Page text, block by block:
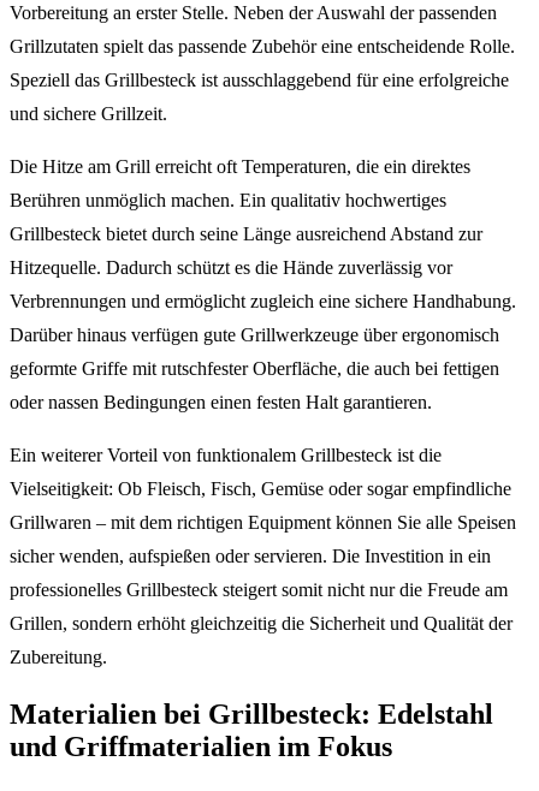
Vorbereitung an erster Stelle. Neben der Auswahl der passenden
Grillzutaten spielt das passende Zubehör eine entscheidende Rolle.
Speziell das Grillbesteck ist ausschlaggebend für eine erfolgreiche
und sichere Grillzeit.
Die Hitze am Grill erreicht oft Temperaturen, die ein direktes
Berühren unmöglich machen. Ein qualitativ hochwertiges
Grillbesteck bietet durch seine Länge ausreichend Abstand zur
Hitzequelle. Dadurch schützt es die Hände zuverlässig vor
Verbrennungen und ermöglicht zugleich eine sichere Handhabung.
Darüber hinaus verfügen gute Grillwerkzeuge über ergonomisch
geformte Griffe mit rutschfester Oberfläche, die auch bei fettigen
oder nassen Bedingungen einen festen Halt garantieren.
Ein weiterer Vorteil von funktionalem Grillbesteck ist die
Vielseitigkeit: Ob Fleisch, Fisch, Gemüse oder sogar empfindliche
Grillwaren – mit dem richtigen Equipment können Sie alle Speisen
sicher wenden, aufspießen oder servieren. Die Investition in ein
professionelles Grillbesteck steigert somit nicht nur die Freude am
Grillen, sondern erhöht gleichzeitig die Sicherheit und Qualität der
Zubereitung.
Materialien bei Grillbesteck: Edelstahl
und Griffmaterialien im Fokus